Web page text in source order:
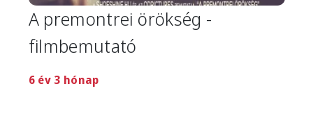
A premontrei örökség -
filmbemutató
6 év 3 hónap